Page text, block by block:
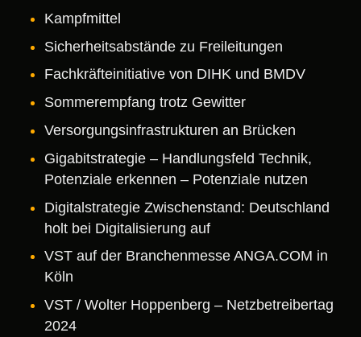
Kampfmittel
Sicherheitsabstände zu Freileitungen
Fachkräfteinitiative von DIHK und BMDV
Sommerempfang trotz Gewitter
Versorgungsinfrastrukturen an Brücken
Gigabitstrategie – Handlungsfeld Technik,
Potenziale erkennen – Potenziale nutzen
Digitalstrategie Zwischenstand: Deutschland
holt bei Digitalisierung auf
VST auf der Branchenmesse ANGA.COM in
Köln
VST / Wolter Hoppenberg – Netzbetreibertag
2024